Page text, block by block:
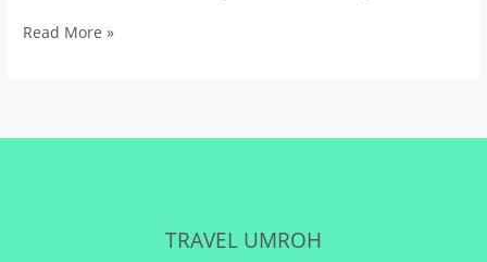
Read More »
TRAVEL UMROH